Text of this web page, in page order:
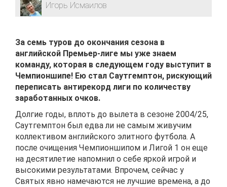
Игорь Исмаилов
За семь туров до окончания сезона в
английской Премьер-лиге мы уже знаем
команду, которая в следующем году выступит в
Чемпионшипе! Ею стал Саутгемптон, рискующий
переписать антирекорд лиги по количеству
заработанных очков.
Долгие годы, вплоть до вылета в сезоне 2004/25,
Саутгемптон был едва ли не самым живучим
коллективом английского элитного футбола. А
после очищения Чемпионшипом и Лигой 1 он еще
на десятилетие напомнил о себе яркой игрой и
высокими результатами. Впрочем, сейчас у
Святых явно намечаются не лучшие времена, а до